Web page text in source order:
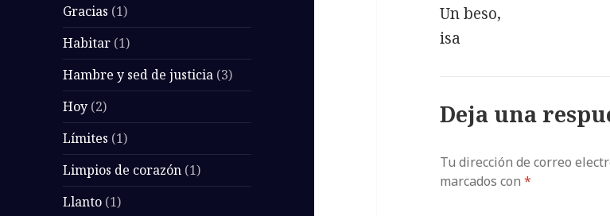
Gracias (1)
Habitar (1)
Hambre y sed de justicia (3)
Hoy (2)
Límites (1)
Limpios de corazón (1)
Llanto (1)
Un beso,
isa
Deja una
Tu dirección de correo
marcados con*